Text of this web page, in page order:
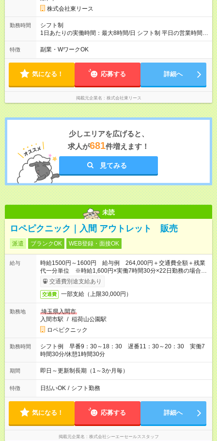
株式会社東リース
勤務時間
シフト制
1日あたりの実働時間：最大8時間/日 シフト制 平日の営業時間
7：00から18：00の間で勤務時間と曜日を選べます。 空いた時
間でお仕事してみませんか！
特徴 副業・WワークOK
気になる！ 応募する 詳細へ
掲載元企業名 株式会社東リース
少しエリアを広げると、
求人が681件増えます！
見てみる
未読
ロペピクニック｜入間 アウトレット 販売
派遣 ブランクOK WEB登録・面接OK
給与
時給1500円～1600円 給与例 264,000円＋交通費全額＋残業
代一分単位 ※時給1,600円×実働7時間30分×22日勤務の場合。
お時給は一例です。ご経験により異なります。
交通費別途支給あり
交通費 一部支給（上限30,000円）
勤務地
埼玉県入間市
入間市駅 / 稲荷山公園駅
ロペピクニック
勤務時間
シフト例 早番9：30～18：30 遅番11：30～20：30 実働7
時間30分/休憩1時間30分
期間 即日～更新制長期（1～3か月毎）
特徴 日払いOK / シフト勤務
気になる！ 応募する 詳細へ
掲載元企業名 株式会社シーエーセールススタッフ